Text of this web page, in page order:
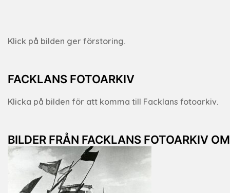
Klick på bilden ger förstoring.
FACKLANS FOTOARKIV
Klicka på bilden för att komma till Facklans fotoarkiv.
BILDER FRÅN FACKLANS FOTOARKIV